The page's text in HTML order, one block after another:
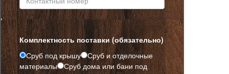
Комплектность поставки (обязательно)
Сруб под крышу
Сруб и отделочные
материалы
Сруб дома или бани под